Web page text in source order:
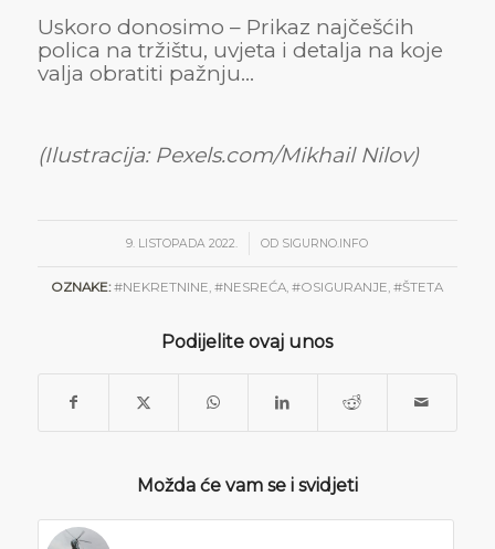
Uskoro donosimo – Prikaz najčešćih
polica na tržištu, uvjeta i detalja na koje
valja obratiti pažnju…
(Ilustracija: Pexels.com/Mikhail Nilov)
9. LISTOPADA 2022.
/ OD SIGURNO.INFO
OZNAKE: #NEKRETNINE,#NESREĆA,#OSIGURANJE,#ŠTETA
Podijelite ovaj unos
Možda će vam se i svidjeti